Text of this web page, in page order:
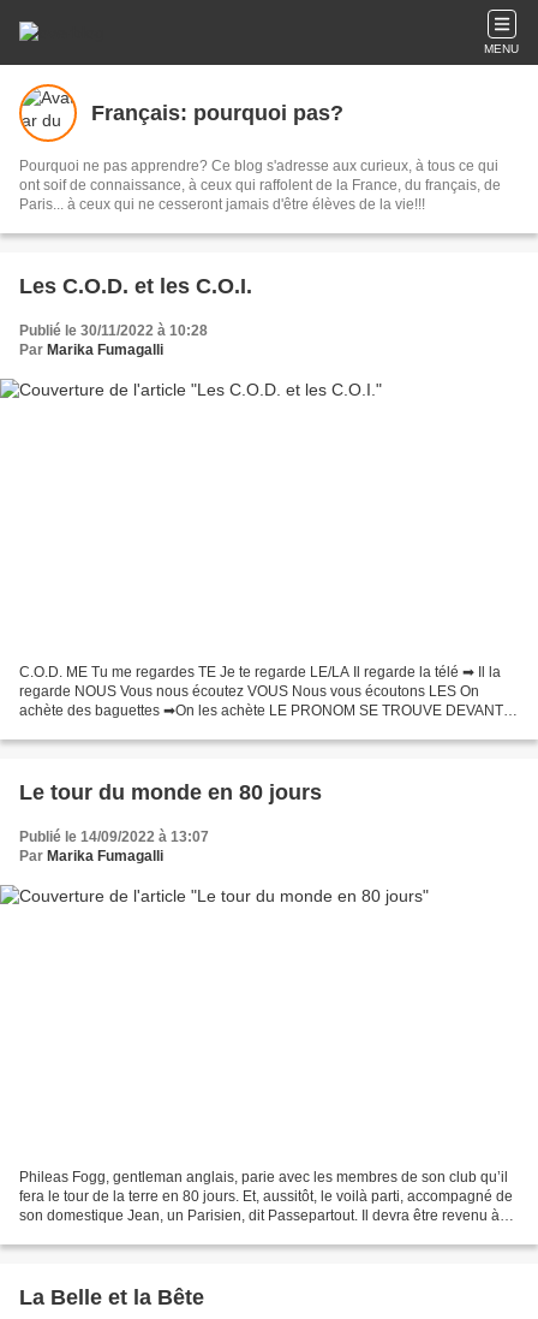
MENU
Français: pourquoi pas?
Pourquoi ne pas apprendre? Ce blog s'adresse aux curieux, à tous ce qui
ont soif de connaissance, à ceux qui raffolent de la France, du français, de
Paris... à ceux qui ne cesseront jamais d'être élèves de la vie!!!
Les C.O.D. et les C.O.I.
Publié le 30/11/2022 à 10:28
Par Marika Fumagalli
C.O.D. ME Tu me regardes TE Je te regarde LE/LA Il regarde la télé ➡ Il la
regarde NOUS Vous nous écoutez VOUS Nous vous écoutons LES On
achète des baguettes ➡On les achète LE PRONOM SE TROUVE DEVANT
Le tour du monde en 80 jours
Publié le 14/09/2022 à 13:07
Par Marika Fumagalli
Phileas Fogg, gentleman anglais, parie avec les membres de son club qu’il
fera le tour de la terre en 80 jours. Et, aussitôt, le voilà parti, accompagné de
son domestique Jean, un Parisien, dit Passepartout. Il devra être revenu à
La Belle et la Bête